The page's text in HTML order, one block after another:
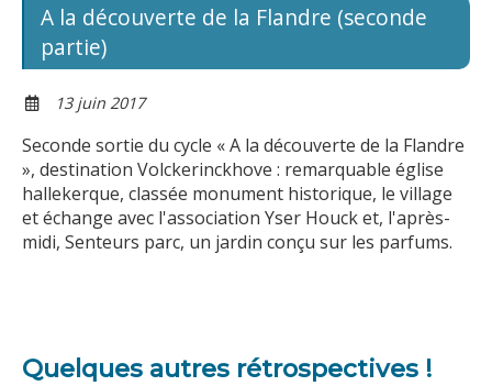
A la découverte de la Flandre (seconde
partie)
13 juin 2017
Seconde sortie du cycle « A la découverte de la Flandre
», destination Volckerinckhove : remarquable église
hallekerque, classée monument historique, le village
et échange avec l'association Yser Houck et, l'après-
midi, Senteurs parc, un jardin conçu sur les parfums.
Quelques autres rétrospectives !